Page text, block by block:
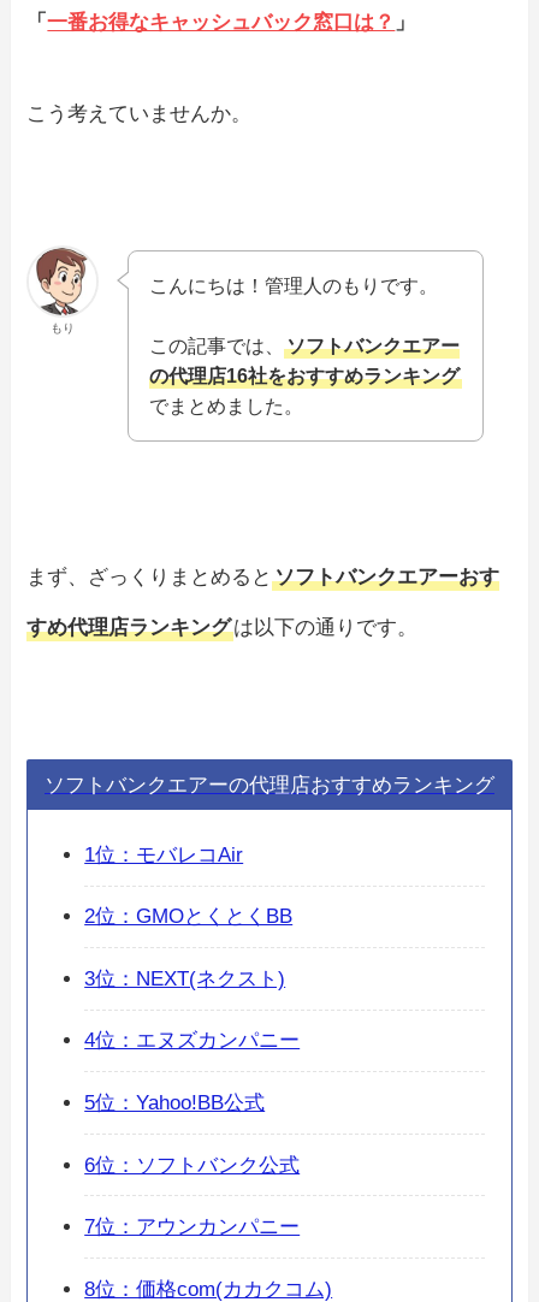
「一番お得なキャッシュバック窓口は？ 」
こう考えていませんか。
もり
こんにちは！管理人のもりです。
この記事では、
ソフトバンクエアー
の代理店16社をおすすめランキング
でまとめました。
まず、ざっくりまとめるとソフトバンクエアーおす
すめ代理店ランキングは以下の通りです。
ソフトバンクエアーの代理店おすすめランキング
1位：モバレコAir
2位：GMOとくとくBB
3位：NEXT(ネクスト)
4位：エヌズカンパニー
5位：Yahoo!BB公式
6位：ソフトバンク公式
7位：アウンカンパニー
8位：価格com(カカクコム)